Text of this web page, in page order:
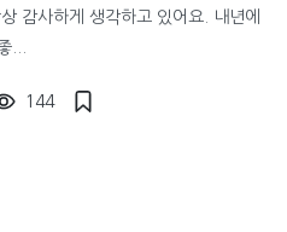
감사하게 생각하고 있어요. 내년에
...
144